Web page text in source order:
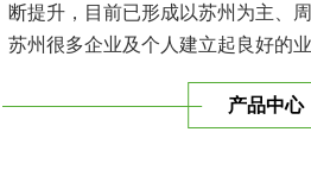
断提升，目前已形成以苏州为主、
苏州很多企业及个人建立起良好的
与时俱进，树立良好的企业形象，
产品中心